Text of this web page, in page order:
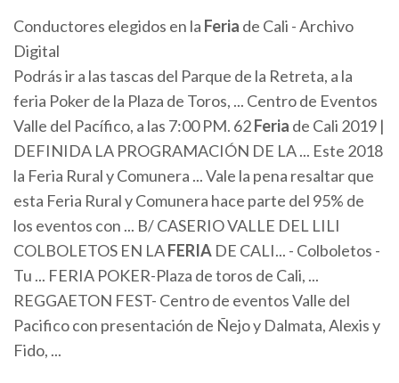
Conductores elegidos en la Feria de Cali - Archivo
Digital
Podrás ir a las tascas del Parque de la Retreta, a la
feria Poker de la Plaza de Toros, ... Centro de Eventos
Valle del Pacífico, a las 7:00 PM. 62Feria de Cali 2019 |
DEFINIDA LA PROGRAMACIÓN DE LA ... Este 2018
la Feria Rural y Comunera ... Vale la pena resaltar que
esta Feria Rural y Comunera hace parte del 95% de
los eventos con ... B/ CASERIO VALLE DEL LILI
COLBOLETOS EN LAFERIA DE CALI... - Colboletos -
Tu ... FERIA POKER-Plaza de toros de Cali, ...
REGGAETON FEST- Centro de eventos Valle del
Pacifico con presentación de Ñejo y Dalmata, Alexis y
Fido, ...